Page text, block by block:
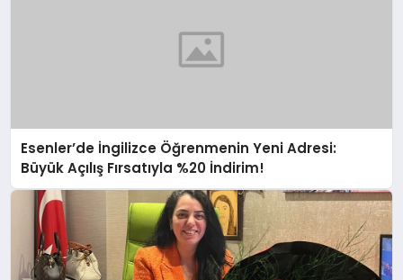
Esenler’de İngilizce Öğrenmenin Yeni Adresi:
Büyük Açılış Fırsatıyla %20 İndirim!